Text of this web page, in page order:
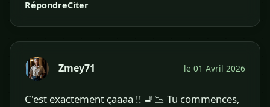
RépondreCiter
Zmey71 le 01 Avril 2026
C'est exactement çaaaa !! 🚬📉 Tu commences,